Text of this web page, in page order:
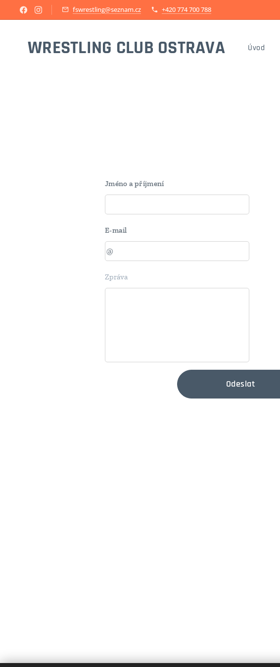
fswrestling@seznam.cz +420 774 700 788
WRESTLING CLUB OSTRAVA Úvod
Jméno a příjmení
E-mail
Zpráva
Odeslat